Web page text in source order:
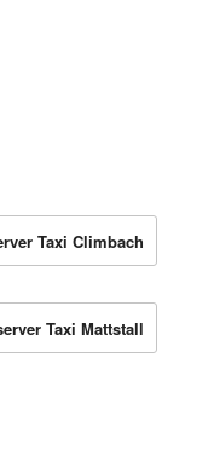
Taxi Climbach
Taxi Mattstall